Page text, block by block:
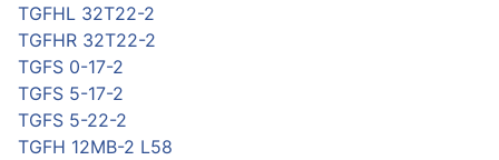
TGFHL 32T22-2
TGFHR 32T22-2
TGFS 0-17-2
TGFS 5-17-2
TGFS 5-22-2
TGFH 12MB-2 L58